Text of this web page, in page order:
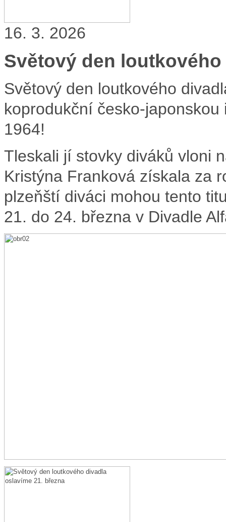
16. 3. 2026
Světový den
Světový den loutkového
koprodukční česko-
1964!
Tleskali jí stovky diváků vloni
Kristýna Franková získala za
plzeňští diváci mohou tento
21. do 24. března v Divadle